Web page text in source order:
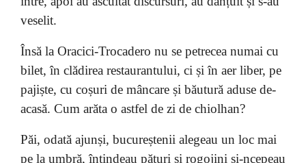
veselit.
Însă la Oracici-Trocadero nu se petrecea numai cu
bilet, în clădirea restaurantului, ci și în aer liber, pe
pajiște, cu coșuri de mâncare și băutură aduse de-
acasă. Cum arăta o astfel de zi de chiolhan?
Păi, odată ajunși, bucureștenii alegeau un loc mai
pe la umbră, întindeau pături și rogojini și-ncepeau